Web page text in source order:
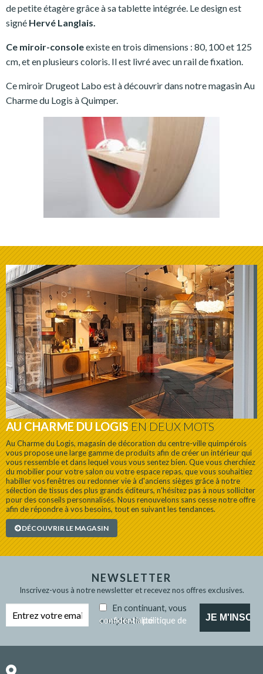
de petite étagère grâce à sa tablette intégrée. Le design est
signé Hervé Langlais.
Ce miroir-consoleexiste en trois dimensions : 80, 100 et 125
cm, et en plusieurs coloris. Il est livré avec un rail de fixation.
Ce miroir Drugeot Labo est à découvrir dans notre magasin Au
Charme du Logis à Quimper.
AU CHARME DU LOGISEN DEUX MOTS
Au Charme du Logis, magasin de décoration du centre-ville quimpérois
vous propose une large gamme de produits afin de créer un intérieur qui
vous ressemble et dans lequel vous vous sentez bien. Que vous cherchiez
du mobilier pour votre salon ou votre espace repas, que vous souhaitiez
habiller vos fenêtres ou redonner vie à d'anciens sièges grâce à notre
sélection de tissus des plus grands éditeurs, n'hésitez pas à nous solliciter
pour des conseils personnalisés. Nous renouvelons sans cesse notre offre
afin de répondre à vos besoins, tout en suivant les tendances.
DÉCOUVRIR LE MAGASIN
NEWSLETTER
Inscrivez-vous à notre newsletter et recevez nos offres exclusives.
En continuant, vous
acceptez la
politique de confidentialité